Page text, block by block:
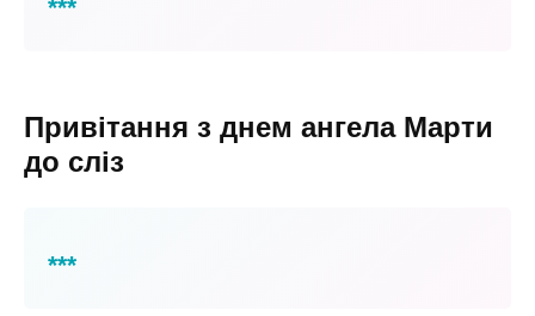
Привітання з днем ангела Марти
до сліз